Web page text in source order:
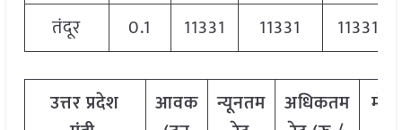
तंदूर
0.1 11331 11331 11331
उत्तरप्रदेश
आवक
न्यूनतम
अधिकतम